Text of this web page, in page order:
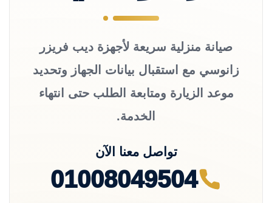
صيانة منزلية سريعة لأجهزة ديب فريزر
زانوسي مع استقبال بيانات الجهاز وتحديد
موعد الزيارة ومتابعة الطلب حتى انتهاء
الخدمة.
تواصل معنا الآن
01008049504